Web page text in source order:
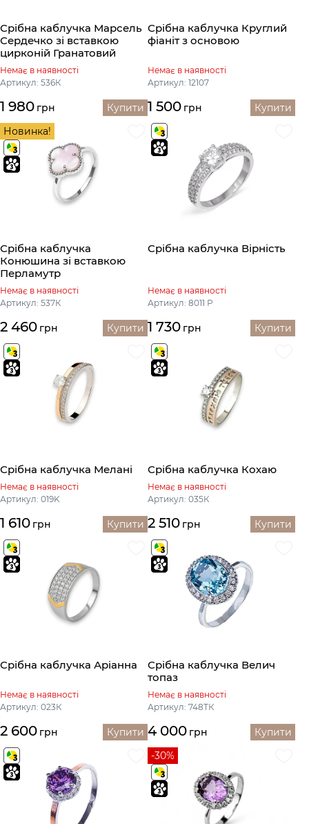
Срібна каблучка Марсель
Сердечко зі вставкою
цирконій Гранатовий
Немає в наявності
Артикул: 536К
1 980 грн Купити
Срібна каблучка Круглий
фіаніт з основою
Немає в наявності
Артикул: 12107
1 500 грн
Купити
Новинка!
Срібна каблучка
Конюшина зі вставкою
Перламутр
Немає в наявності
Артикул: 537К
2 460 грн Купити
Срібна каблучка Вірність
Немає в наявності
Артикул: 8011 Р
1 730 грн Купити
Срібна каблучка Мелані
Немає в наявності
Артикул: 019K
1 610 грн Купити
Срібна каблучка Кохаю
Немає в наявності
Артикул: 035К
2 510 грн Купити
Срібна каблучка Аріанна
Немає в наявності
Артикул: 023К
2 600 грн Купити
Срібна каблучка Велич
топаз
Немає в наявності
Артикул: 748ТК
4 000 грн
Купити
-30%